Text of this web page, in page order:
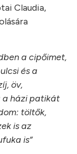
Claudia,
a cipőimet,
és a
öv,
a házi patikát
töltők,
is az
is”